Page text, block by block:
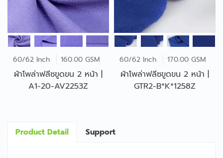
60/62 Inch 160.00 GSM
ผ้าโพล่าฟลีซขูดขน 2 หน้า |
A1-20-AV2253Z
60/62 Inch 170.00 GSM
ผ้าโพล่าฟลีซขูดขน 2 หน้า |
GTR2-B*K*1258Z
Product Detail Support